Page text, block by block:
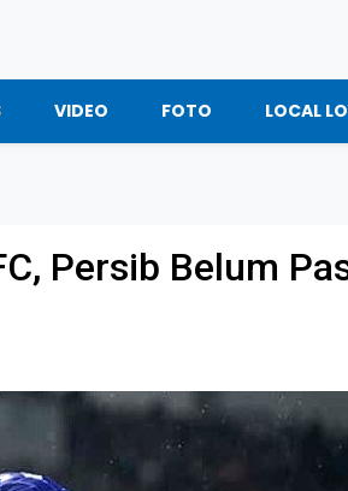
VIDEO FOTO LOCAL
Persib Belum